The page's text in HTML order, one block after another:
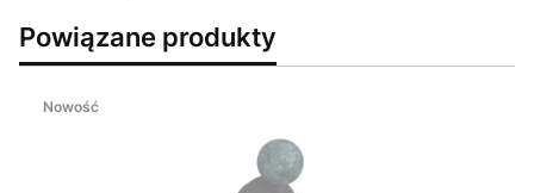
Powiązane produkty
Nowość